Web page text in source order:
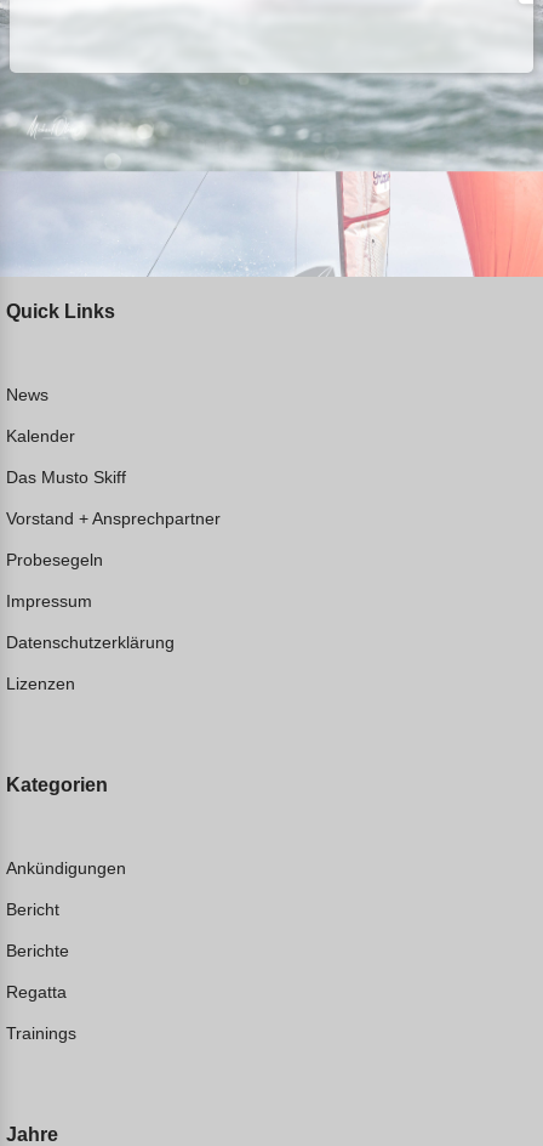
Quick Links
News
Kalender
Das Musto Skiff
Vorstand + Ansprechpartner
Probesegeln
Impressum
Datenschutzerklärung
Lizenzen
Kategorien
Ankündigungen
Bericht
Berichte
Regatta
Trainings
Jahre